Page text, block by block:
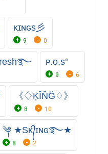
κɪɴɢs彡
9 0
ᴘ.ᴏ.s°
9 6
《♢ĶÎŇĞ♢》
8 10
༆ ★Sᴋ᭄ɪɴɢ࿐★
8 2